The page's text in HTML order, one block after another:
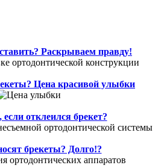
Раскрываем правду!
Цена красивой улыбки
если отклеился брекет?
брекеты? Долго!?